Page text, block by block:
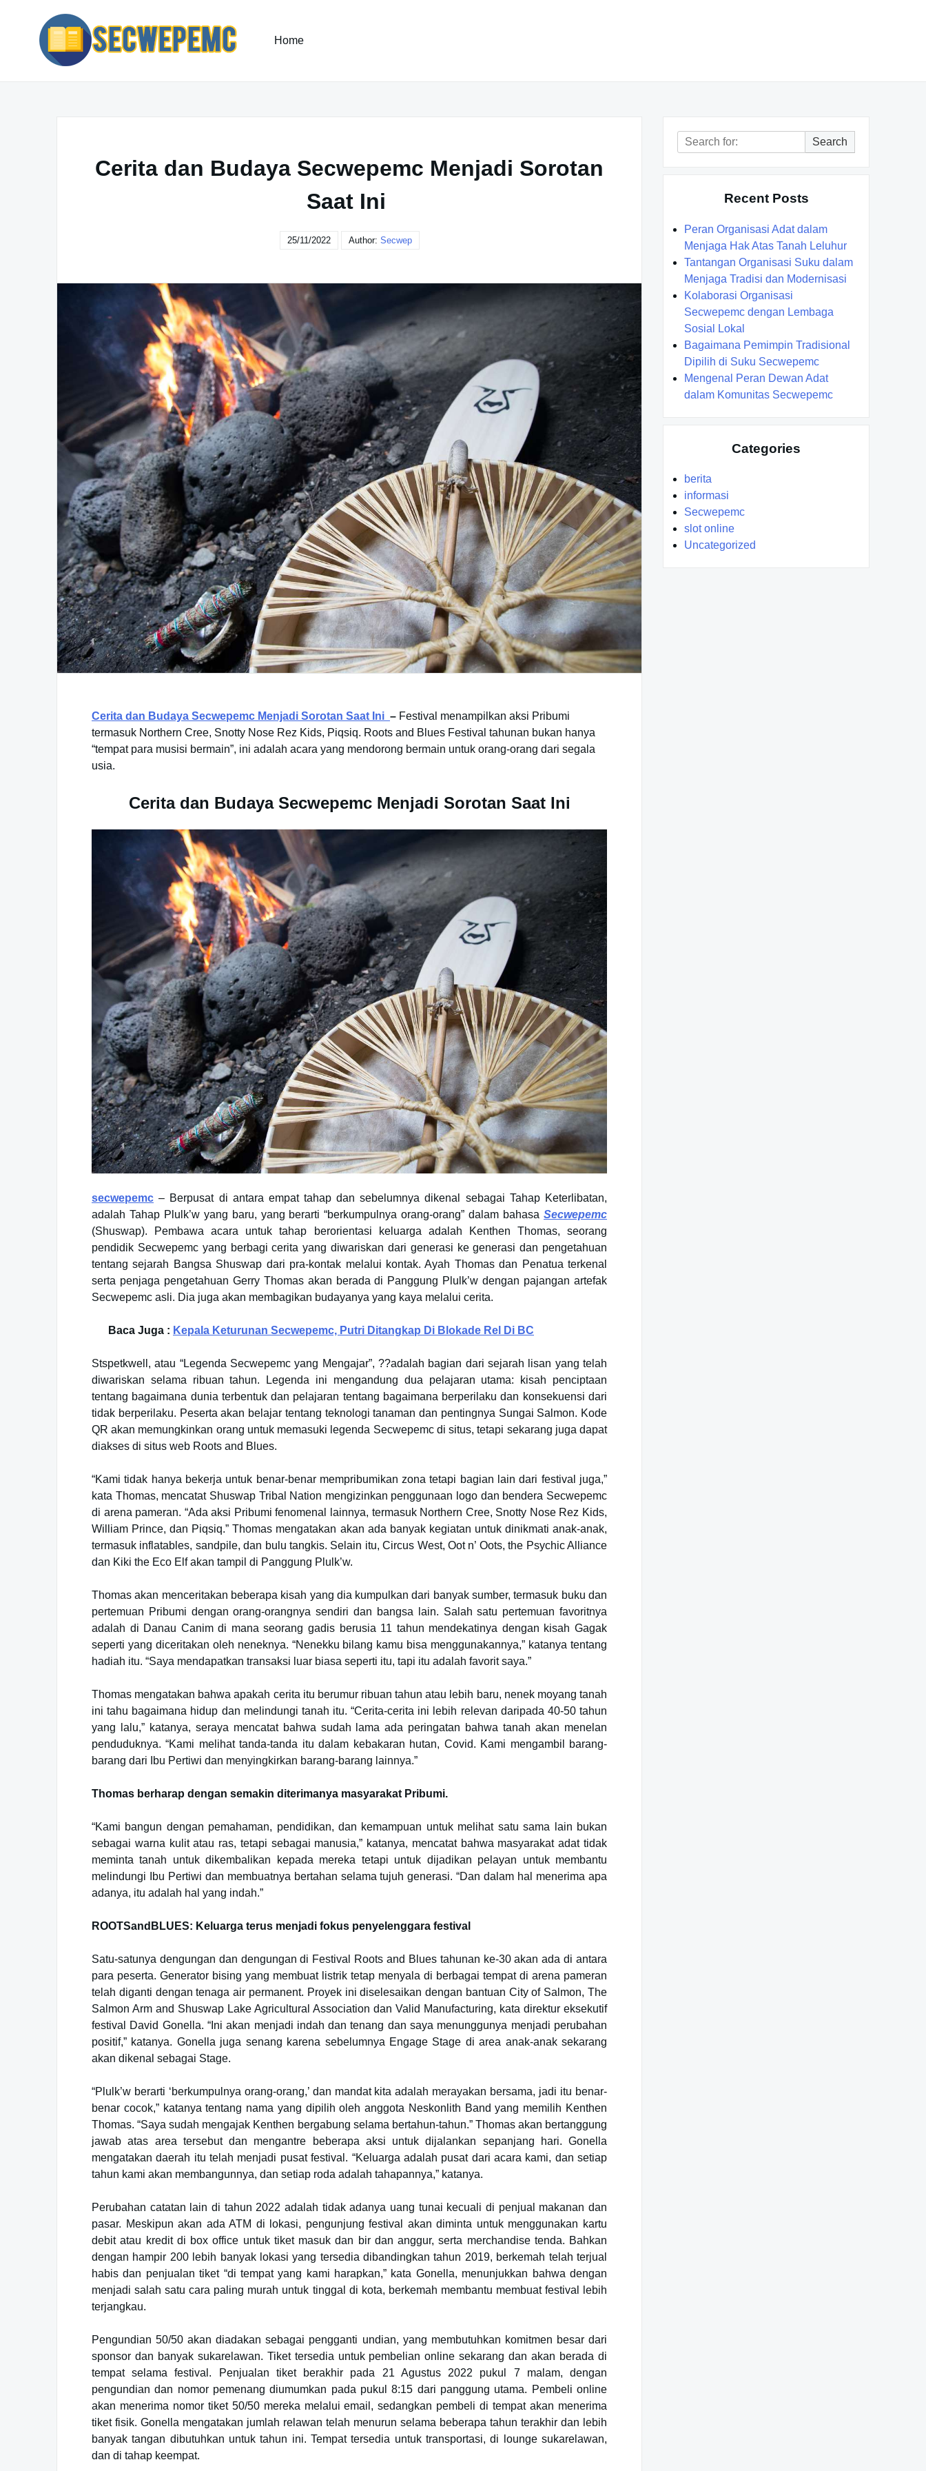
Home
Cerita dan Budaya Secwepemc Menjadi Sorotan
Saat Ini
25/11/2022 Author: Secwep
Cerita dan Budaya Secwepemc Menjadi Sorotan Saat Ini – Festival menampilkan aksi Pribumi
termasuk Northern Cree, Snotty Nose Rez Kids, Piqsiq. Roots and Blues Festival tahunan bukan hanya
“tempat para musisi bermain”, ini adalah acara yang mendorong bermain untuk orang-orang dari segala
usia.
Cerita dan Budaya Secwepemc Menjadi Sorotan Saat Ini
secwepemc – Berpusat di antara empat tahap dan sebelumnya dikenal sebagai Tahap Keterlibatan,
adalah Tahap Plulk’w yang baru, yang berarti “berkumpulnya orang-orang” dalam bahasa Secwepemc
(Shuswap). Pembawa acara untuk tahap berorientasi keluarga adalah Kenthen Thomas, seorang
pendidik Secwepemc yang berbagi cerita yang diwariskan dari generasi ke generasi dan pengetahuan
tentang sejarah Bangsa Shuswap dari pra-kontak melalui kontak. Ayah Thomas dan Penatua terkenal
serta penjaga pengetahuan Gerry Thomas akan berada di Panggung Plulk’w dengan pajangan artefak
Secwepemc asli. Dia juga akan membagikan budayanya yang kaya melalui cerita.
Baca Juga : Kepala Keturunan Secwepemc, Putri Ditangkap Di Blokade Rel Di BC
Stspetkwell, atau “Legenda Secwepemc yang Mengajar”, ??adalah bagian dari sejarah lisan yang telah
diwariskan selama ribuan tahun. Legenda ini mengandung dua pelajaran utama: kisah penciptaan
tentang bagaimana dunia terbentuk dan pelajaran tentang bagaimana berperilaku dan konsekuensi dari
tidak berperilaku. Peserta akan belajar tentang teknologi tanaman dan pentingnya Sungai Salmon. Kode
QR akan memungkinkan orang untuk memasuki legenda Secwepemc di situs, tetapi sekarang juga dapat
diakses di situs web Roots and Blues.
“Kami tidak hanya bekerja untuk benar-benar mempribumikan zona tetapi bagian lain dari festival juga,”
kata Thomas, mencatat Shuswap Tribal Nation mengizinkan penggunaan logo dan bendera Secwepemc
di arena pameran. “Ada aksi Pribumi fenomenal lainnya, termasuk Northern Cree, Snotty Nose Rez Kids,
William Prince, dan Piqsiq.” Thomas mengatakan akan ada banyak kegiatan untuk dinikmati anak-anak,
termasuk inflatables, sandpile, dan bulu tangkis. Selain itu, Circus West, Oot n’ Oots, the Psychic Alliance
dan Kiki the Eco Elf akan tampil di Panggung Plulk’w.
Thomas akan menceritakan beberapa kisah yang dia kumpulkan dari banyak sumber, termasuk buku dan
pertemuan Pribumi dengan orang-orangnya sendiri dan bangsa lain. Salah satu pertemuan favoritnya
adalah di Danau Canim di mana seorang gadis berusia 11 tahun mendekatinya dengan kisah Gagak
seperti yang diceritakan oleh neneknya. “Nenekku bilang kamu bisa menggunakannya,” katanya tentang
hadiah itu. “Saya mendapatkan transaksi luar biasa seperti itu, tapi itu adalah favorit saya.”
Thomas mengatakan bahwa apakah cerita itu berumur ribuan tahun atau lebih baru, nenek moyang tanah
ini tahu bagaimana hidup dan melindungi tanah itu. “Cerita-cerita ini lebih relevan daripada 40-50 tahun
yang lalu,” katanya, seraya mencatat bahwa sudah lama ada peringatan bahwa tanah akan menelan
penduduknya. “Kami melihat tanda-tanda itu dalam kebakaran hutan, Covid. Kami mengambil barang-
barang dari Ibu Pertiwi dan menyingkirkan barang-barang lainnya.”
Thomas berharap dengan semakin diterimanya masyarakat Pribumi.
“Kami bangun dengan pemahaman, pendidikan, dan kemampuan untuk melihat satu sama lain bukan
sebagai warna kulit atau ras, tetapi sebagai manusia,” katanya, mencatat bahwa masyarakat adat tidak
meminta tanah untuk dikembalikan kepada mereka tetapi untuk dijadikan pelayan untuk membantu
melindungi Ibu Pertiwi dan membuatnya bertahan selama tujuh generasi. “Dan dalam hal menerima apa
adanya, itu adalah hal yang indah.”
ROOTSandBLUES: Keluarga terus menjadi fokus penyelenggara festival
Satu-satunya dengungan dan dengungan di Festival Roots and Blues tahunan ke-30 akan ada di antara
para peserta. Generator bising yang membuat listrik tetap menyala di berbagai tempat di arena pameran
telah diganti dengan tenaga air permanent. Proyek ini diselesaikan dengan bantuan City of Salmon, The
Salmon Arm and Shuswap Lake Agricultural Association dan Valid Manufacturing, kata direktur eksekutif
festival David Gonella. “Ini akan menjadi indah dan tenang dan saya menunggunya menjadi perubahan
positif,” katanya. Gonella juga senang karena sebelumnya Engage Stage di area anak-anak sekarang
akan dikenal sebagai Stage.
“Plulk’w berarti ‘berkumpulnya orang-orang,’ dan mandat kita adalah merayakan bersama, jadi itu benar-
benar cocok,” katanya tentang nama yang dipilih oleh anggota Neskonlith Band yang memilih Kenthen
Thomas. “Saya sudah mengajak Kenthen bergabung selama bertahun-tahun.” Thomas akan bertanggung
jawab atas area tersebut dan mengantre beberapa aksi untuk dijalankan sepanjang hari. Gonella
mengatakan daerah itu telah menjadi pusat festival. “Keluarga adalah pusat dari acara kami, dan setiap
tahun kami akan membangunnya, dan setiap roda adalah tahapannya,” katanya.
Perubahan catatan lain di tahun 2022 adalah tidak adanya uang tunai kecuali di penjual makanan dan
pasar. Meskipun akan ada ATM di lokasi, pengunjung festival akan diminta untuk menggunakan kartu
debit atau kredit di box office untuk tiket masuk dan bir dan anggur, serta merchandise tenda. Bahkan
dengan hampir 200 lebih banyak lokasi yang tersedia dibandingkan tahun 2019, berkemah telah terjual
habis dan penjualan tiket “di tempat yang kami harapkan,” kata Gonella, menunjukkan bahwa dengan
menjadi salah satu cara paling murah untuk tinggal di kota, berkemah membantu membuat festival lebih
terjangkau.
Pengundian 50/50 akan diadakan sebagai pengganti undian, yang membutuhkan komitmen besar dari
sponsor dan banyak sukarelawan. Tiket tersedia untuk pembelian online sekarang dan akan berada di
tempat selama festival. Penjualan tiket berakhir pada 21 Agustus 2022 pukul 7 malam, dengan
pengundian dan nomor pemenang diumumkan pada pukul 8:15 dari panggung utama. Pembeli online
akan menerima nomor tiket 50/50 mereka melalui email, sedangkan pembeli di tempat akan menerima
tiket fisik. Gonella mengatakan jumlah relawan telah menurun selama beberapa tahun terakhir dan lebih
banyak tangan dibutuhkan untuk tahun ini. Tempat tersedia untuk transportasi, di lounge sukarelawan,
dan di tahap keempat.
Search
for:
Search
Recent Posts
Peran Organisasi Adat dalam
Menjaga Hak Atas Tanah Leluhur
Tantangan Organisasi Suku dalam
Menjaga Tradisi dan Modernisasi
Kolaborasi Organisasi
Secwepemc dengan Lembaga
Sosial Lokal
Bagaimana Pemimpin Tradisional
Dipilih di Suku Secwepemc
Mengenal Peran Dewan Adat
dalam Komunitas Secwepemc
Categories
berita
informasi
Secwepemc
slot online
Uncategorized